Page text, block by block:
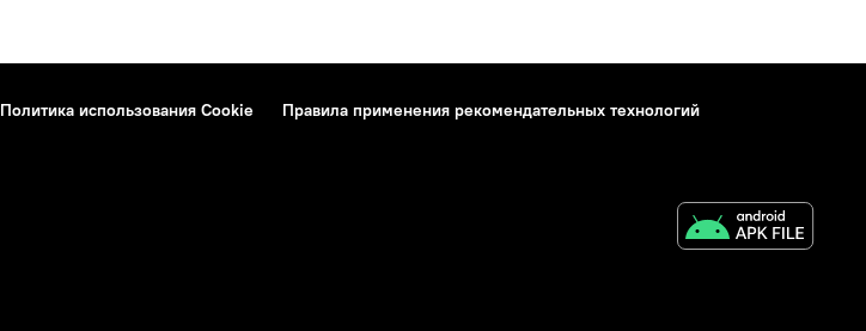
Политика использования Cookie
Правила применения рекомендательных технологий